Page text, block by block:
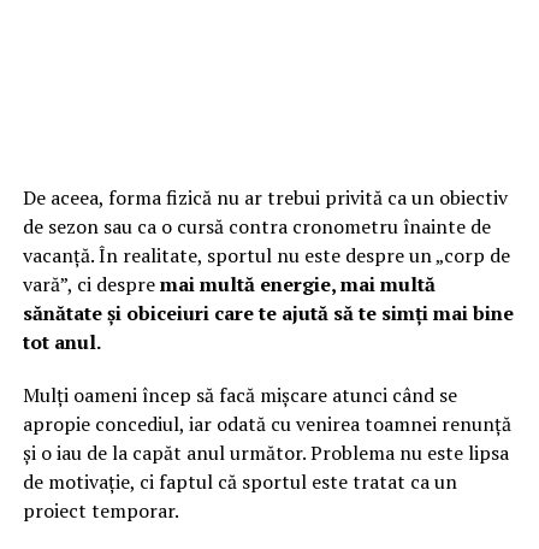
De aceea, forma fizică nu ar trebui privită ca un obiectiv
de sezon sau ca o cursă contra cronometru înainte de
vacanță. În realitate, sportul nu este despre un „corp de
vară”, ci despremai multă energie, mai multă
sănătate și obiceiuri care te ajută să te simți mai bine
tot anul.
Mulți oameni încep să facă mișcare atunci când se
apropie concediul, iar odată cu venirea toamnei renunță
și o iau de la capăt anul următor. Problema nu este lipsa
de motivație, ci faptul că sportul este tratat ca un
proiect temporar.